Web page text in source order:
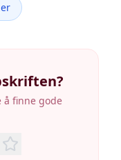
finne gode